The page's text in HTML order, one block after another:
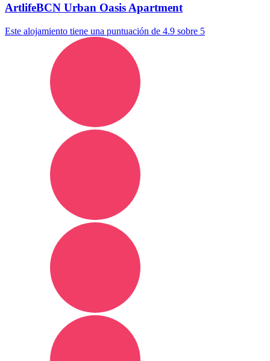
ArtlifeBCN Urban Oasis Apartment
Este alojamiento tiene una puntuación de 4.9 sobre 5